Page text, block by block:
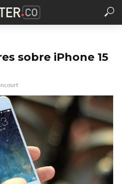
sobre iPhone 15